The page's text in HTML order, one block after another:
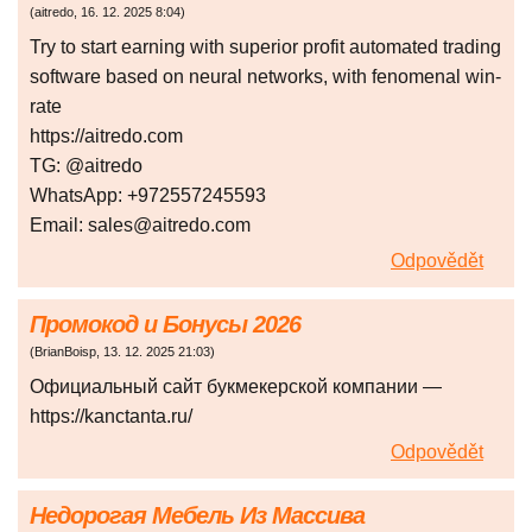
(aitredo, 16. 12. 2025 8:04)
Try to start earning with superior profit automated trading
software based on neural networks, with fenomenal win-
rate
https://aitredo.com
TG: @aitredo
WhatsApp: +972557245593
Email: sales@aitredo.com
Odpovědět
Промокод и Бонусы 2026
(BrianBoisp, 13. 12. 2025 21:03)
Официальный сайт букмекерской компании —
https://kanctanta.ru/
Odpovědět
Недорогая Мебель Из Массива